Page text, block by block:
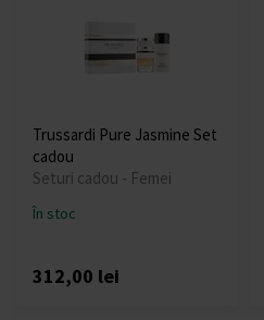
Trussardi Pure Jasmine Set
cadou
Seturi cadou - Femei
În stoc
312,00 lei